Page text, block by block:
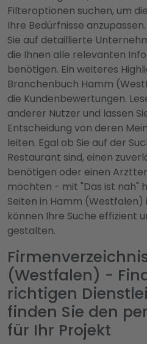
Filteroptionen suchen, um
Ihre Bedürfnisse
Sie auf detaillierte
die Ihnen alle relevanten
benötigen. Ein weiteres
Branchenbuch Hamm
die Kundenbewertungen.
anderer Nutzer und lassen
Entscheidung von deren
leiten. Egal ob Sie auf der
Restaurant sind, einen
benötigen oder einen
möchten - mit "Das ist nah"
Seiten in Hamm
können Ihre Suche effizient
gestalten.
(Westfalen) -
richtigen
finden Sie den
für Ihr Projekt